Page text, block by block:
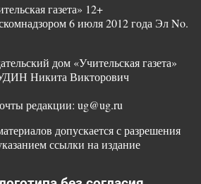
газета» 12+
6 июля 2012 года Эл No.
дом «Учительская газета»
Никита Викторович
редакции: ug@ug.ru
допускается с разрешения
ссылки на издание